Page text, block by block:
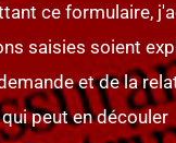
ce formulaire,
saisies soient
et de la
peut en découler